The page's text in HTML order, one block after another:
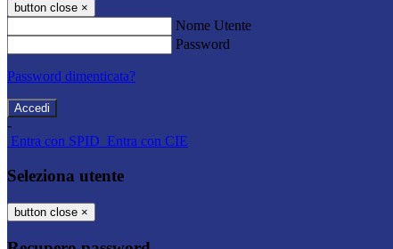
button close ×
Nome Utente
Password
Password dimenticata?
-
Entra con SPID Entra con CIE
Seleziona utente
button close ×